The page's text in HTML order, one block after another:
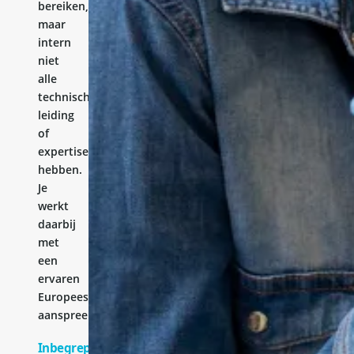
bereiken,
maar
intern
niet
alle
technische
leiding
of
expertise
hebben.
Je
werkt
daarbij
met
een
ervaren
Europees
aanspreekpunt.
Inbegrepen